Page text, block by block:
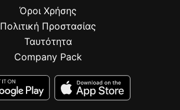
Όροι Χρήσης
Πολιτική Προστασίας
Ταυτότητα
Company Pack